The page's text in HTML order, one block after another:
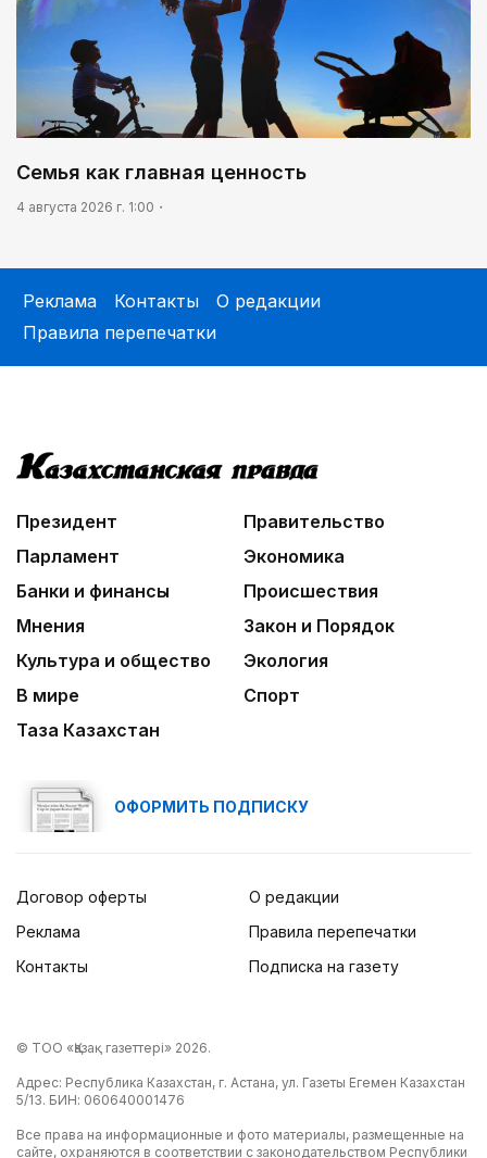
Семья как главная ценность
4 августа 2026 г. 1:00
Реклама Контакты
О редакции
Правила перепечатки
Президент
Правительство
Парламент
Экономика
Банки и финансы
Происшествия
Мнения
Закон и Порядок
Культура и общество
Экология
В мире
Спорт
Таза Казахстан
ОФОРМИТЬ ПОДПИСКУ
Договор оферты
Реклама
Контакты
О редакции
Правила перепечатки
Подписка на газету
© ТОО «Қазақ газеттері» 2026.
Адрес: Республика Казахстан, г. Астана, ул. Газеты Егемен Казахстан
5/13. БИН: 060640001476
Все права на информационные и фото материалы, размещенные на
сайте, охраняются в соответствии с законодательством Республики